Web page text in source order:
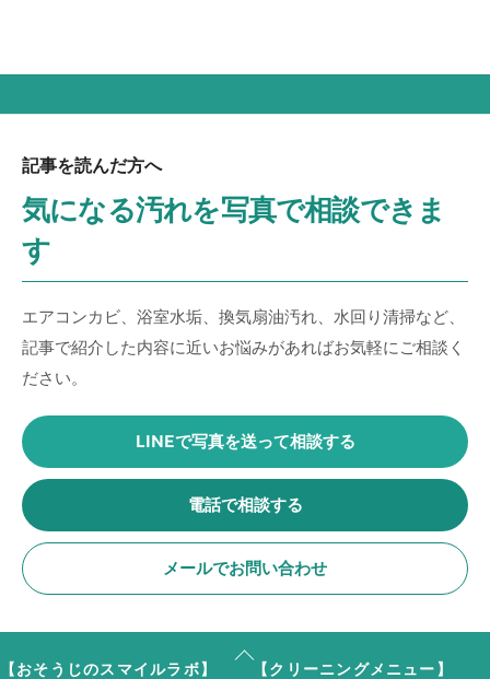
記事を読んだ方へ
気になる汚れを写真で相談できま
す
エアコンカビ、浴室水垢、換気扇油汚れ、水回り清掃など、
記事で紹介した内容に近いお悩みがあればお気軽にご相談く
ださい。
LINEで写真を送って相談する
電話で相談する
メールでお問い合わせ
Back
【おそうじのスマイルラボ】 【クリーニングメニュー】